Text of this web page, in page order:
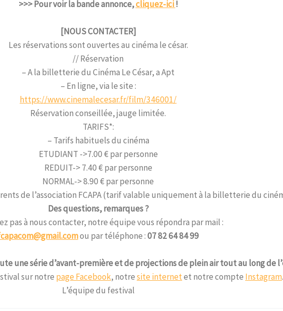
>>> Pour voir la bande annonce,cliquez-ici!
[NOUS CONTACTER]
Les réservations sont ouvertes au cinéma le césar.
// Réservation
– A la billetterie du Cinéma Le César, a Apt
– En ligne, via le site :
https://www.cinemalecesar.fr/film/346001/
Réservation conseillée, jauge limitée.
TARIFS*:
– Tarifs habituels du cinéma
ETUDIANT ->7.00 € par personne
REDUIT-> 7.40 € par personne
NORMAL-> 8.90 € par personne
de l’association FCAPA (tarif valable uniquement à la billetterie du
Des questions, remarques ?
pas à nous contacter, notre équipe vous répondra par mail :
ou par téléphone :07 82 64 84 99
une série d’avant-première et de projections de plein air tout au long de
sur notre page Facebook, notresite internetet notre compte Instagram.
L’équipe du festival